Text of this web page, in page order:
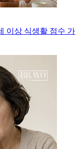
이상 식생활 점수 가